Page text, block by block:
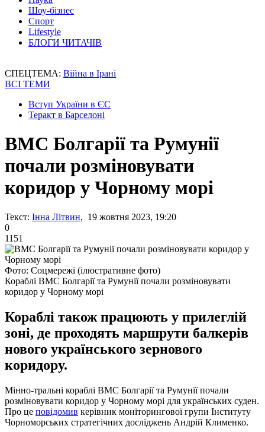
Шоу-бізнес
Спорт
Lifestyle
БЛОГИ ЧИТАЧІВ
СПЕЦТЕМА: Війна в Ірані
ВСІ ТЕМИ
Вступ України в ЄС
Теракт в Барселоні
ВМС Болгарії та Румунії
почали розміновувати
коридор у Чорному морі
Текст: Інна Літвин, 19 жовтня 2023, 19:20
0
1151
Фото: Соцмережі (ілюстративне фото)
Кораблі ВМС Болгарії та Румунії почали розміновувати
коридор у Чорному морі
Кораблі також працюють у прилеглій
зоні, де проходять маршрути балкерів
нового українського зернового
коридору.
Мінно-тральні кораблі ВМС Болгарії та Румунії почали
розміновувати коридор у Чорному морі для українських суден.
Про це повідомив керівник моніторингової групи Інституту
Чорноморських стратегічних досліджень Андрій Клименко.